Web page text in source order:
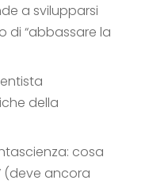
a svilupparsi
di “abbassare la
della
cosa
(deve ancora